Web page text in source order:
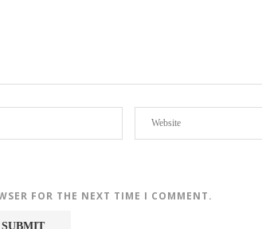
FOR THE NEXT TIME I COMMENT.